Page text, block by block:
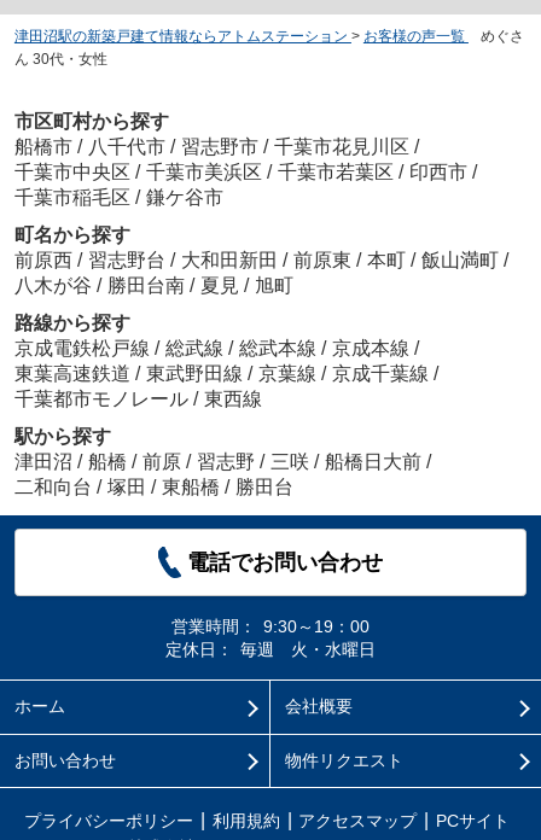
津田沼駅の新築戸建て情報ならアトムステーション > お客様の声一覧
めぐさ
ん 30代・女性
市区町村から探す
船橋市 / 八千代市 / 習志野市 / 千葉市花見川区 /
千葉市中央区 / 千葉市美浜区 / 千葉市若葉区 / 印西市 /
千葉市稲毛区 / 鎌ケ谷市
町名から探す
前原西 / 習志野台 / 大和田新田 / 前原東 / 本町 / 飯山満町 /
八木が谷 / 勝田台南 / 夏見 / 旭町
路線から探す
京成電鉄松戸線 / 総武線 / 総武本線 / 京成本線 /
東葉高速鉄道 / 東武野田線 / 京葉線 / 京成千葉線 /
千葉都市モノレール / 東西線
駅から探す
津田沼 / 船橋 / 前原 / 習志野 / 三咲 / 船橋日大前 /
二和向台 / 塚田 / 東船橋 / 勝田台
電話でお問い合わせ
営業時間：
9:30～19：00
定休日：
毎週 火・水曜日
ホーム 会社概要
お問い合わせ 物件リクエスト
プライバシーポリシー 利用規約 アクセスマップ
PCサイト